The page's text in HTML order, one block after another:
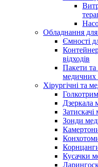
Обладнання для
Ємності
відходів
Пакети та
медичних
Хірургічні та
Дзеркала
Затискачі
Зонди
Корнцанги
Кусачки